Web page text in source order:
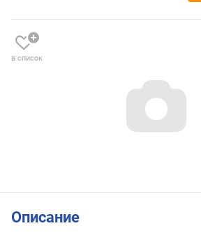
в список
Описание